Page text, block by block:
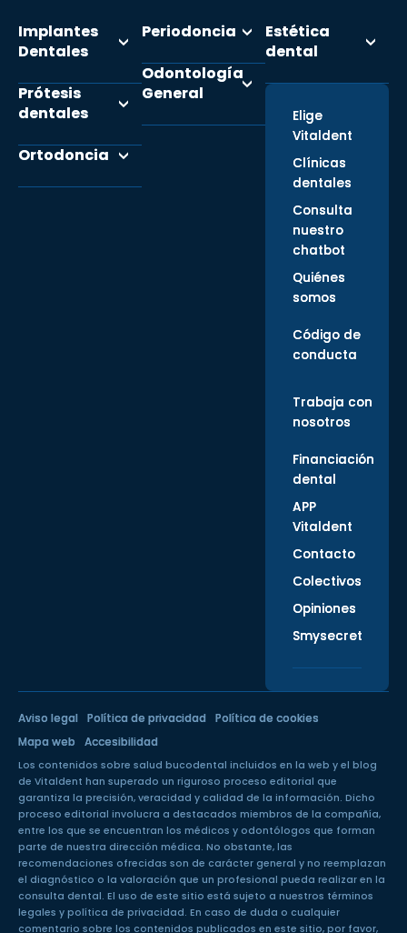
Implantes
Dentales
Prótesis
dentales
Ortodoncia
Periodoncia
Odontología
General
Estética
dental
Elige
Vitaldent
Clínicas
dentales
Consulta
nuestro
chatbot
Quiénes
somos
Código de
conducta
Trabaja con
nosotros
Financiación
dental
APP
Vitaldent
Contacto
Colectivos
Opiniones
Smysecret
Aviso legal Política de privacidad
Política de cookies
Mapa web
Accesibilidad
Los contenidos sobre salud bucodental incluidos en la web y el blog
de Vitaldent han superado un riguroso proceso editorial que
garantiza la precisión, veracidad y calidad de la información. Dicho
proceso editorial involucra a destacados miembros de la compañía,
entre los que se encuentran los médicos y odontólogos que forman
parte de nuestra dirección médica. No obstante, las
recomendaciones ofrecidas son de carácter general y no reemplazan
el diagnóstico o la valoración que un profesional pueda realizar en la
consulta dental. El uso de este sitio está sujeto a nuestros términos
legales y política de privacidad. En caso de duda o cualquier
comentario sobre los contenidos publicados en este sitio, por favor,